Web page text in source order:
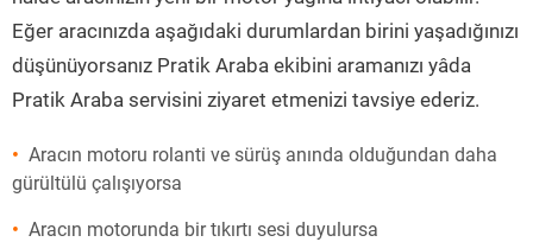
Eğer aracınızda aşağıdaki durumlardan birini yaşadığınızı
düşünüyorsanız Pratik Araba ekibini aramanızı yâda
Pratik Araba servisini ziyaret etmenizi tavsiye ederiz.
Aracın motoru rolanti ve sürüş anında olduğundan daha
gürültülü çalışıyorsa
Aracın motorunda bir tıkırtı sesi duyulursa